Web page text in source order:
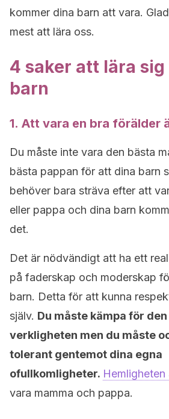
kommer dina barn att vara.
mest att lära oss.
4 saker att lära
barn
1. Att vara en bra förälder
Du måste inte vara den bästa
bästa pappan för att dina barn
behöver bara sträva efter att
eller pappa och dina barn
det.
Det är nödvändigt att ha ett
på faderskap och moderskap
barn. Detta för att kunna
själv. Du måste kämpa för
verkligheten men du måste
tolerant gentemot dina egna
ofullkomligheter.
vara mamma och pappa.